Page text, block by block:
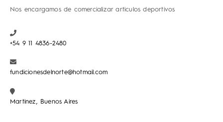
Nos encargamos de comercializar articulos deportivos
+54 9 11 4836-2480
fundicionesdelnorte@hotmail.com
Martinez, Buenos Aires